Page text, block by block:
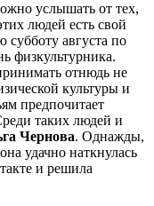
услышать от тех,
людей есть свой
августа по
физкультурника.
отнюдь не
культуры и
предпочитает
таких людей и
Чернова. Однажды,
удачно наткнулась
и решила